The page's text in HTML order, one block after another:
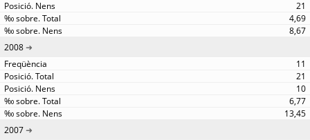
21
4,69
8,67
2008
11
21
10
6,77
13,45
2007